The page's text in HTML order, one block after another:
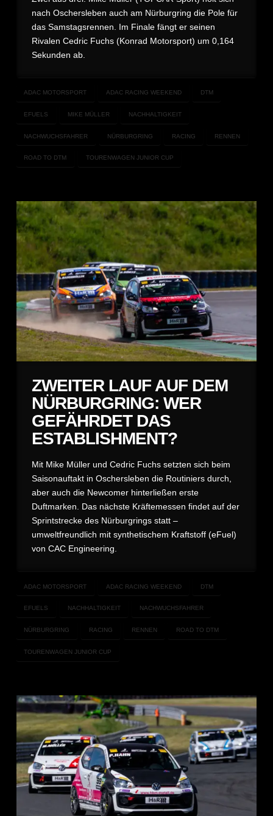
nach Oschersleben auch am Nürburgring die Pole für
das Samstagsrennen. Im Finale fängt er seinen
Rivalen Cedric Fuchs (Konrad Motorsport) um 0,164
Sekunden ab.
ADAC MOTORSPORT ADAC RACING WEEKEND DTM
EFUELS MIKE MÜLLER NACHHALTIGKEIT
NACHWUCHSFAHRER NÜRBURGRING RACING RENNEN
ROAD TO DTM TOURENWAGEN JUNIOR CUP
ZWEITER LAUF AUF DEM
NÜRBURGRING: WER
GEFÄHRDET DAS
ESTABLISHMENT?
Mit Mike Müller und Cedric Fuchs setzten sich beim
Saisonauftakt in Oschersleben die Routiniers durch,
aber auch die Newcomer hinterließen erste
Duftmarken. Das nächste Kräftemessen findet auf der
Sprintstrecke des Nürburgrings statt –
umweltfreundlich mit synthetischem Kraftstoff (eFuel)
von CAC Engineering.
ADAC MOTORSPORT ADAC RACING WEEKEND DTM
EFUELS NACHHALTIGKEIT NACHWUCHSFAHRER
NÜRBURGRING RACING RENNEN ROAD TO DTM
TOURENWAGEN JUNIOR CUP